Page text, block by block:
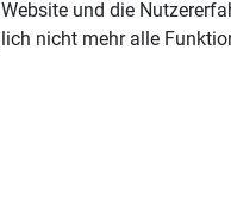
und die
nicht mehr alle